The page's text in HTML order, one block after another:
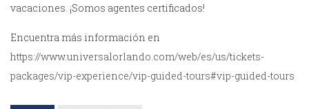
vacaciones. ¡Somos agentes certificados!
Encuentra más información en
https://www.universalorlando.com/web/es/us/tickets-
packages/vip-experience/vip-guided-tours#vip-guided-tours